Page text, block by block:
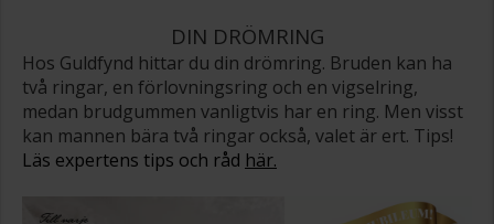
DIN DRÖMRING
Hos Guldfynd hittar du din drömring. Bruden kan ha
två ringar, en förlovningsring och en vigselring,
medan brudgummen vanligtvis har en ring. Men visst
kan mannen bära två ringar också, valet är ert. Tips!
Läs expertens tips och råd här.